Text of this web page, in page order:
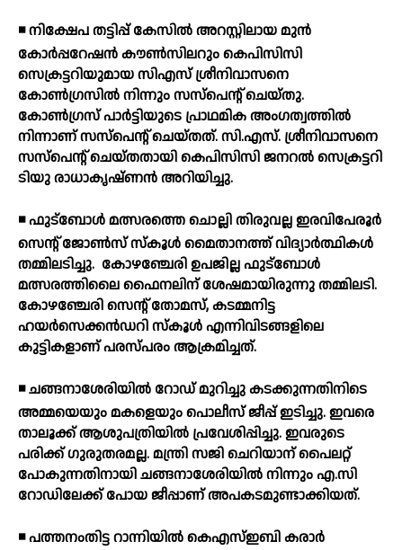
◾ നിക്ഷേപ തട്ടിപ്പ് കേസില്‍ അറസ്റ്റിലായ മുന്‍
കോര്‍പ്പറേഷന്‍ കൗണ്‍സിലറും കെപിസിസി
സെക്രട്ടറിയുമായ സിഎസ് ശ്രീനിവാസനെ
കോണ്‍ഗ്രസില്‍ നിന്നും സസ്‌പെന്റ് ചെയ്തു.
കോണ്‍ഗ്രസ് പാര്‍ട്ടിയുടെ പ്രാഥമിക അംഗത്വത്തില്‍
നിന്നാണ് സസ്‌പെന്റ് ചെയ്തത്. സി.എസ്. ശ്രീനിവാസനെ
സസ്‌പെന്റ് ചെയ്തതായി കെപിസിസി ജനറല്‍ സെക്രട്ടറി
ടിയു രാധാകൃഷ്ണന്‍ അറിയിച്ചു.
◾ ഫുട്ബോള്‍ മത്സരത്തെ ചൊല്ലി തിരുവല്ല ഇരവിപേരൂര്‍
സെന്റ് ജോണ്‍സ് സ്‌കൂള്‍ മൈതാനത്ത് വിദ്യാര്‍ത്ഥികള്‍
തമ്മിലടിച്ചു. കോഴഞ്ചേരി ഉപജില്ല ഫുട്ബോള്‍
മത്സരത്തിലൈ ഫൈനലിന് ശേഷമായിരുന്നു തമ്മിലടി.
കോഴഞ്ചേരി സെന്റ് തോമസ്, കടമ്മനിട്ട
ഹയര്‍സെക്കന്‍ഡറി സ്‌കൂള്‍ എന്നിവിടങ്ങളിലെ
കുട്ടികളാണ് പരസ്പരം ആക്രമിച്ചത്.
◾ ചങ്ങനാശേരിയില്‍ റോഡ് മുറിച്ചു കടക്കുന്നതിനിടെ
അമ്മയെയും മകളെയും പൊലീസ് ജീപ്പ് ഇടിച്ചു. ഇവരെ
താലൂക്ക് ആശുപത്രിയില്‍ പ്രവേശിപ്പിച്ചു. ഇവരുടെ
പരിക്ക് ഗുരുതരമല്ല. മന്ത്രി സജി ചെറിയാന് പൈലറ്റ്
പോകുന്നതിനായി ചങ്ങനാശേരിയില്‍ നിന്നും എ.സി
റോഡിലേക്ക് പോയ ജീപ്പാണ് അപകടമുണ്ടാക്കിയത്.
◾ പത്തനംതിട്ട റാന്നിയില്‍ കെഎസ്ഇബി കരാര്‍